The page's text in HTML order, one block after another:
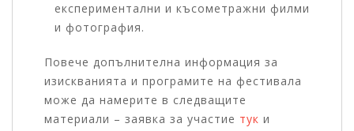
експериментални и късометражни филми
и фотография.
Повече допълнителна информация за
изискванията и програмите на фестивала
може да намерите в следващите
материали – заявка за участие тук и